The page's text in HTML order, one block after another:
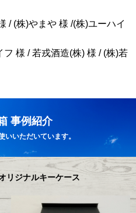
/ (株)やまや 様 /(株)ユーハイ
様 / 若戎酒造(株) 様 / (株)若
事例紹介
いいただいています。
リジナルキーケース